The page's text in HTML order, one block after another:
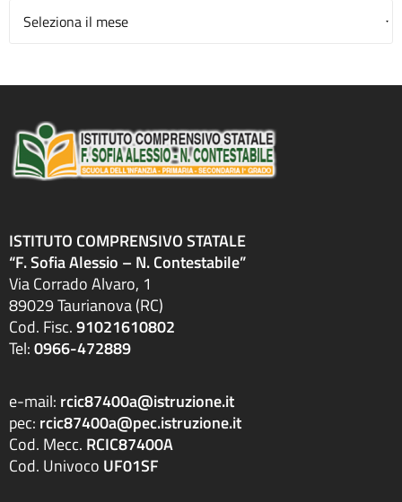
Archivio
ISTITUTO COMPRENSIVO STATALE
“F. Sofia Alessio – N. Contestabile”
Via Corrado Alvaro, 1
89029 Taurianova (RC)
Cod. Fisc.91021610802
Tel:0966-472889
e-mail: rcic87400a@istruzione.it
pec: rcic87400a@pec.istruzione.it
Cod. Mecc. RCIC87400A
Cod. Univoco UF01SF